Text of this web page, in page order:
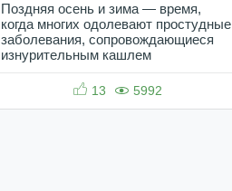
Поздняя осень и зима — время,
когда многих одолевают простудные
заболевания, сопровождающиеся
изнурительным кашлем
13 5992